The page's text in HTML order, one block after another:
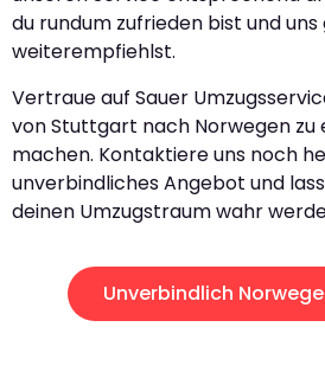
du rundum zufrieden bist und
weiterempfiehlst.
Vertraue auf Sauer
von Stuttgart nach Norwegen zu
machen. Kontaktiere uns noch
unverbindliches Angebot und
deinen Umzugstraum wahr
Unverbindlich